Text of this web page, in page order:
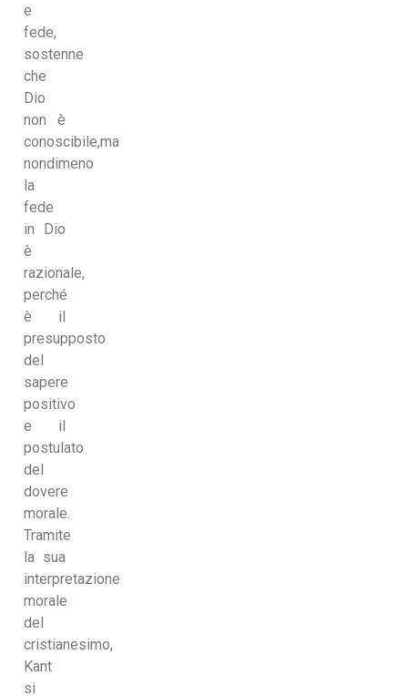
e
fede,
sostenne
che
Dio
non è
conoscibile,ma
nondimeno
la
fede
in Dio
è
razionale,
perché
è il
presupposto
del
sapere
positivo
e il
postulato
del
dovere
morale.
Tramite
la sua
interpretazione
morale
del
cristianesimo,
Kant
si